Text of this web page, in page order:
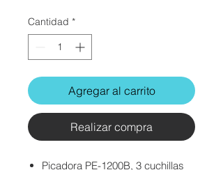
Cantidad *
Agregar al carrito
Realizar compra
Picadora PE-1200B, 3 cuchillas